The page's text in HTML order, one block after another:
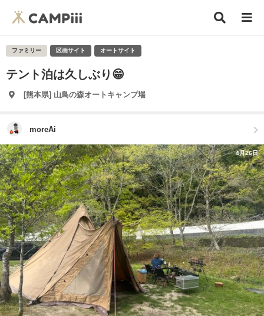
ファミリー 区画サイト オートサイト
テント泊は久しぶり😁
[熊本県] 山鳥の森オートキャンプ場
moreAi
4月26日